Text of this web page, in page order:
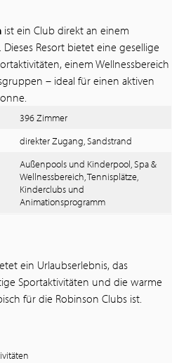
ist ein Club direkt an einem
Resort bietet eine gesellige
einem Wellnessbereich
– ideal für einen aktiven
396 Zimmer
direkter Zugang, Sandstrand
Außenpools und Kinderpool, Spa &
Wellnessbereich, Tennisplätze,
Kinderclubs und
Animationsprogramm
ein Urlaubserlebnis, das
Sportaktivitäten und die warme
für die Robinson Clubs ist.